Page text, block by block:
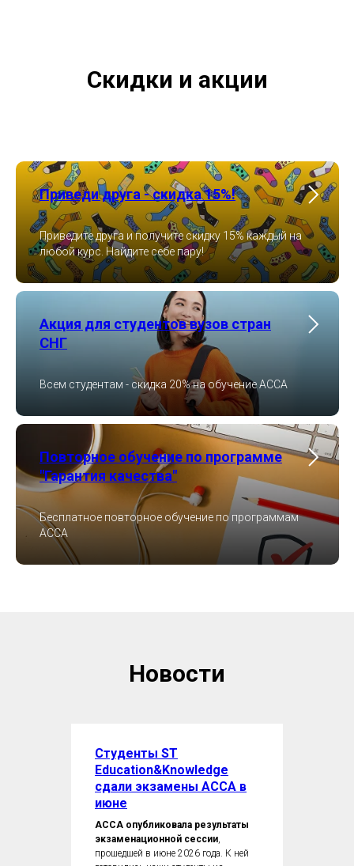
Скидки и акции
Приведи друга - скидка 15%!
Приведите друга и получите скидку 15% каждый на
любой курс. Найдите себе пару!
Акция для студентов вузов стран
СНГ
Всем студентам - скидка 20% на обучение ACCA
Повторное обучение по программе
"Гарантия качества"
Бесплатное повторное обучение по программам
ACCA
Новости
Студенты ST
Education&Knowledge
сдали экзамены ACCA в
июне
ACCA опубликовала результаты
экзаменационной сессии,
прошедшей в июне 2026 года. К ней